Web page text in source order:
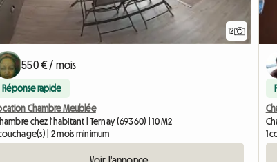
12
550 € / mois
Réponse rapide
Chambre Meublée
chez l'habitant | Ternay (69360) | 10 M2
| 2 mois minimum
1